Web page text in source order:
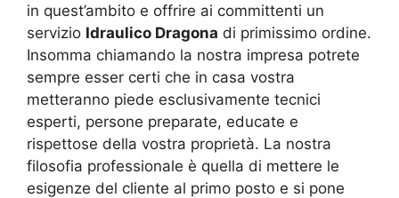
in quest’ambito e offrire ai committenti un
servizio Idraulico Dragona di primissimo ordine.
Insomma chiamando la nostra impresa potrete
sempre esser certi che in casa vostra
metteranno piede esclusivamente tecnici
esperti, persone preparate, educate e
rispettose della vostra proprietà. La nostra
filosofia professionale è quella di mettere le
esigenze del cliente al primo posto e si pone